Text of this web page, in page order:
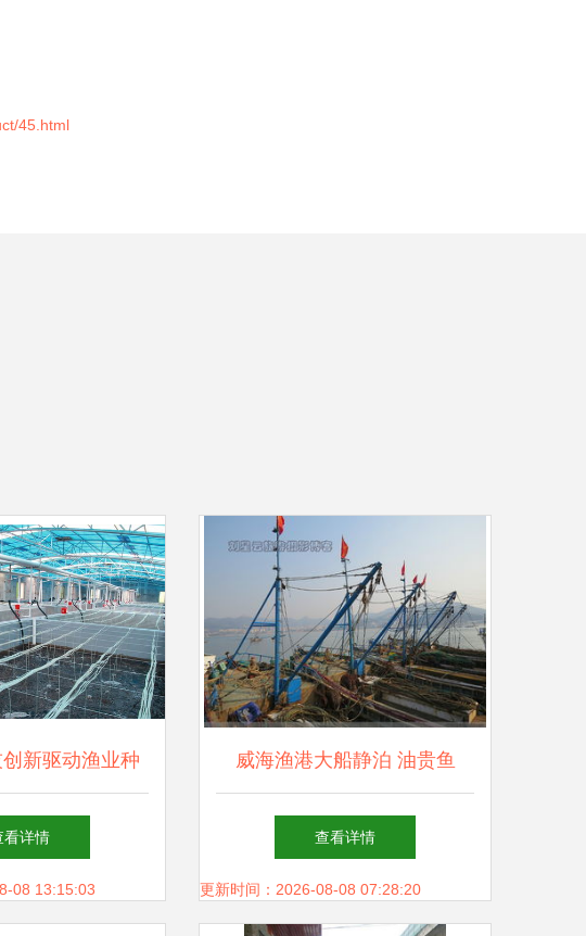
45.html
新驱动渔业种
售额达1.2亿元
业发展
看详情
08 13:15:03
威海渔港大船静泊 油贵鱼
少，渔民生计困局下的产业链
阵痛
查看详情
更新时间：2026-08-08 07:28:20